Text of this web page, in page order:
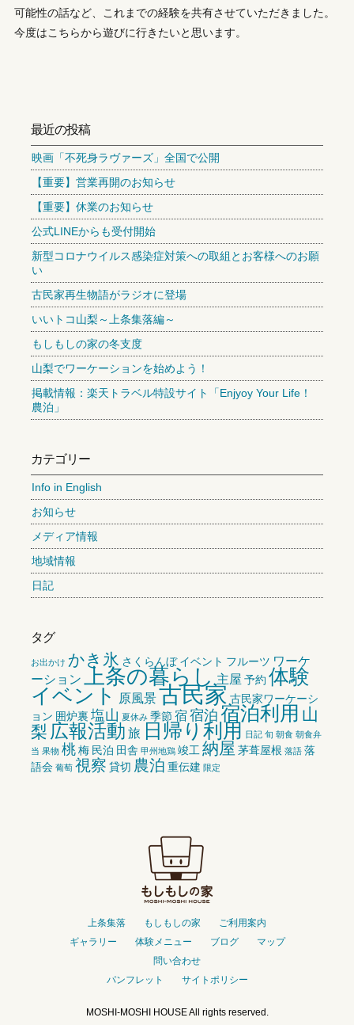
可能性の話など、これまでの経験を共有させていただきました。
今度はこちらから遊びに行きたいと思います。
最近の投稿
映画「不死身ラヴァーズ」全国で公開
【重要】営業再開のお知らせ
【重要】休業のお知らせ
公式LINEからも受付開始
新型コロナウイルス感染症対策への取組とお客様へのお願
い
古民家再生物語がラジオに登場
いいトコ山梨～上条集落編～
もしもしの家の冬支度
山梨でワーケーションを始めよう！
掲載情報：楽天トラベル特設サイト「Enjyoy Your Life！
農泊」
カテゴリー
Info in English
お知らせ
メディア情報
地域情報
日記
タグ
お出かけ かき氷 さくらんぼ イベント フルーツ ワーケ
ーション
上条の暮らし 主屋 予約 体験
イベント
原風景古民家 古民家ワーケーシ
ョン 囲炉裏塩山 夏休み 季節宿 宿泊宿泊利用 山
梨 広報活動 旅 日帰り利用 日記 旬 朝食 朝食弁
当 果物 桃梅 民泊 田舎 甲州地鶏 竣工 納屋 茅葺屋根 落語 落
語会 葡萄 視察 貸切 農泊 重伝建 限定
上条集落 もしもしの家
ご利用案内
ギャラリー
体験メニュー ブログ
マップ
問い合わせ
パンフレット
サイトポリシー
MOSHI-MOSHI HOUSE All rights reserved.